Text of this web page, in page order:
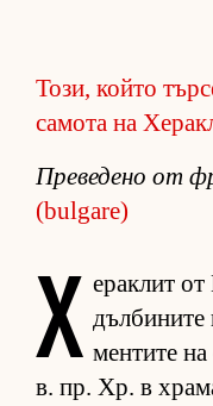
Този, който
самота на
Пре­ве­дено от
(bulgare)
Х е­рак­лит
дъл­би­ните
мен­тите
в. пр. Хр. в